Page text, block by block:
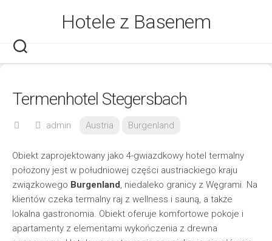
Hotele z Basenem
Termenhotel Stegersbach
admin Austria Burgenland
Obiekt zaprojektowany jako 4-gwiazdkowy hotel termalny
położony jest w południowej części austriackiego kraju
związkowego Burgenland, niedaleko granicy z Węgrami. Na
klientów czeka termalny raj z wellness i sauną, a także
lokalna gastronomia. Obiekt oferuje komfortowe pokoje i
apartamenty z elementami wykończenia z drewna